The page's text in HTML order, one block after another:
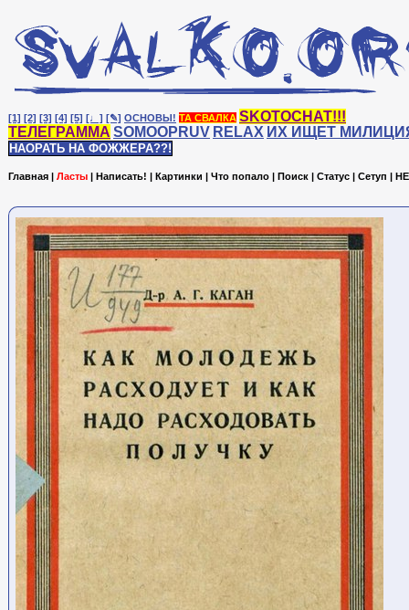
[1] [2] [3] [4] [5] [♩] [✎] ОСНОВЫ! ТА СВАЛКА SKOTOCHAT!!!
ТЕЛЕГРАММА SOMOOPRUV RELAX ИХ ИЩЕТ
НАОРАТЬ НА ФОЖЖЕРА??!
Главная | Ласты | Написать! | Картинки | Что попало | Поиск | Статус | Сетуп |